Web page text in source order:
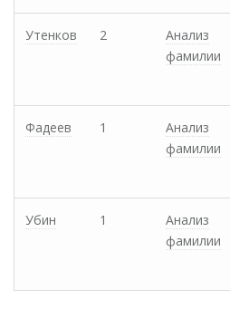
Утенков 2
Анализ
фамилии
Фадеев 1
Анализ
фамилии
Убин 1
Анализ
фамилии